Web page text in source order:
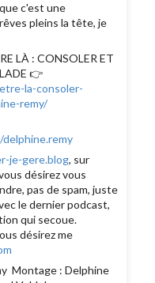
c'est une
pleins la tête, je
LÀ : CONSOLER ET
👉
la-consoler-
remy/
je-gere.blog, sur
désirez vous
pas de spam, juste
le dernier podcast,
qui secoue.
désirez me
Montage : Delphine